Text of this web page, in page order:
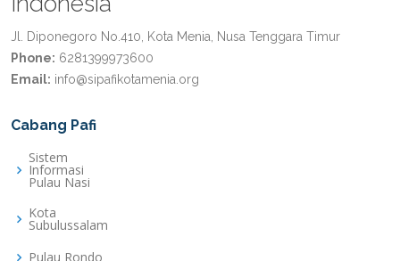
Jl. Diponegoro No.410, Kota Menia, Nusa Tenggara Timur
Phone: 6281399973600
Email: info@sipafikotamenia.org
Cabang Pafi
Sistem
Informasi
Pulau Nasi
Kota
Subulussalam
Pulau Rondo